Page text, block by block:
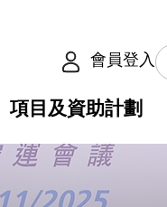
會員登入
項目及資助計劃